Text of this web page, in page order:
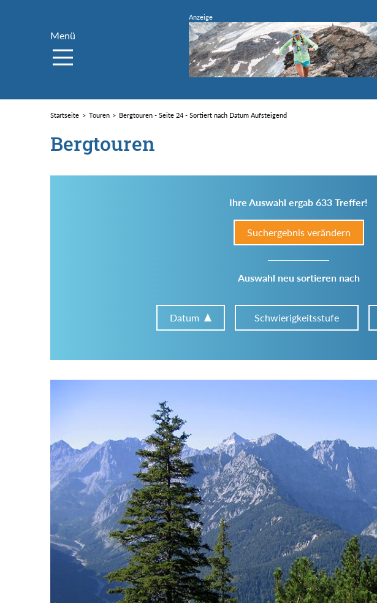
Menü
Startseite Touren Bergtouren - Seite 24 - Sortiert nach Datum Aufsteigend
Bergtouren
Ihre Auswahl ergab 633 Treffer!
Suchergebnis verändern
Auswahl neu sortieren nach
Datum Schwierigkeitsstufe
Im Tourenarchiv suchen
Region:
Gebirge:
Kondition
von
Suchbegriff: